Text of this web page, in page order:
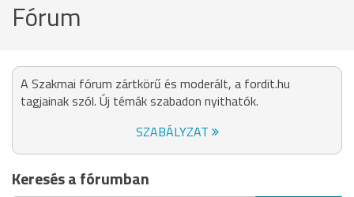
Fórum
A Szakmai fórum zártkörű és moderált, a fordit.hu
tagjainak szól. Új témák szabadon nyithatók.
SZABÁLYZAT
Keresés a fórumban